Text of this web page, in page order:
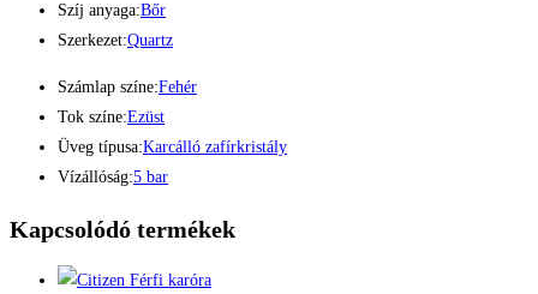
Szíj anyaga:Bőr
Szerkezet:Quartz
Számlap színe:Fehér
Tok színe:Ezüst
Üveg típusa:Karcálló zafírkristály
Vízállóság:5 bar
Kapcsolódó termékek